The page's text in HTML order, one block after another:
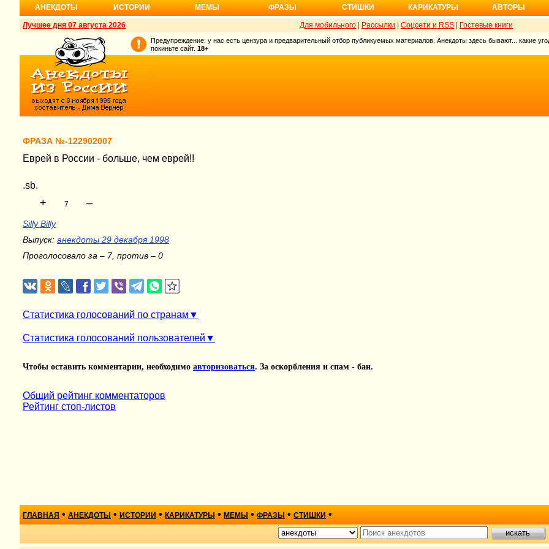
АНЕКДОТЫ ИСТОРИИ МЕМЫ ФРАЗЫ СТИШКИ КАРИКАТУРЫ АВТОРЫ
Лучшее дня 07 августа 2026 Для мобильного Рассылки Соцсети и RSS Гостевые книги
Предупреждение: у нас есть цензура и предварительный отбор публикуемых материалов. Анекдоты здесь бывают... какие
покиньте сайт. 18+
ФРАЗА №-122902007
Еврей в России - больше, чем еврей!!
.sb.
+ 7 –
Silly Billy
Выпуск: анекдоты 29 декабря 1998
Проголосовало за – 7, против – 0
Статистика голосований по странам
Статистика голосований пользователей
Чтобы оставить комментарии, необходимо авторизоваться. За оскорбления и спам - бан.
Общий рейтинг комментаторов
Рейтинг стоп-листов
ГЛАВНАЯ • АНЕКДОТЫ • ИСТОРИИ • КАРИКАТУРЫ • МЕМЫ • ФРАЗЫ • СТИШКИ •